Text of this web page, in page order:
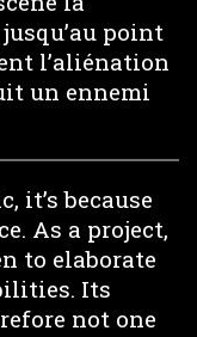
point
l’aliénation
un ennemi
it’s because
As a project,
to elaborate
Its
not one